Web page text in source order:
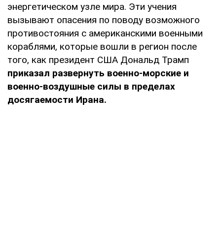
энергетическом узле мира. Эти учения
вызывают опасения по поводу возможного
противостояния с американскими военными
кораблями, которые вошли в регион после
того, как президент США Дональд Трамп
приказал развернуть военно-морские и
военно-воздушные силы в пределах
досягаемости Ирана.